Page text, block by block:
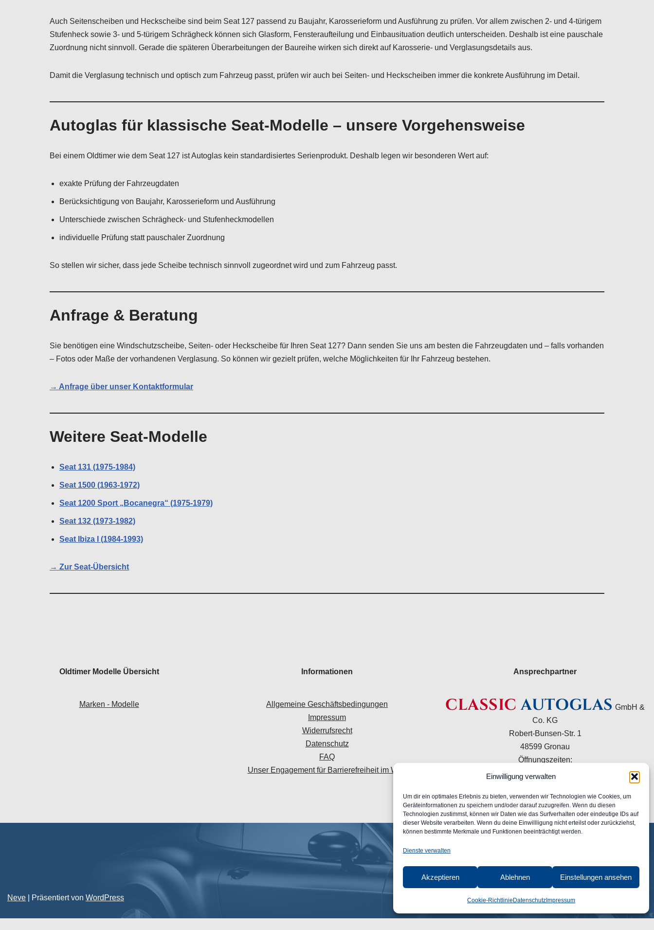
Einwilligung verwalten
Um dir ein optimales Erlebnis zu bieten, verwenden wir Technologien wie Cookies, um
Geräteinformationen zu speichern und/oder darauf zuzugreifen. Wenn du diesen
Technologien zustimmst, können wir Daten wie das Surfverhalten oder eindeutige IDs auf
dieser Website verarbeiten. Wenn du deine Einwillligung nicht erteilst oder zurückziehst,
können bestimmte Merkmale und Funktionen beeinträchtigt werden.
Dienste verwalten
Akzeptieren Ablehnen Einstellungen ansehen
Cookie-Richtlinie DatenschutzImpressum
Auch Seitenscheiben und Heckscheibe sind beim Seat 127 passend zu Baujahr, Karosserieform und Ausführung zu prüfen. Vor allem zwischen 2- und 4-türigem
Stufenheck sowie 3- und 5-türigem Schrägheck können sich Glasform, Fensteraufteilung und Einbausituation deutlich unterscheiden. Deshalb ist eine pauschale
Zuordnung nicht sinnvoll. Gerade die späteren Überarbeitungen der Baureihe wirken sich direkt auf Karosserie- und Verglasungsdetails aus.
Damit die Verglasung technisch und optisch zum Fahrzeug passt, prüfen wir auch bei Seiten- und Heckscheiben immer die konkrete Ausführung im Detail.
Autoglas für klassische Seat-Modelle – unsere Vorgehensweise
Bei einem Oldtimer wie dem Seat 127 ist Autoglas kein standardisiertes Serienprodukt. Deshalb legen wir besonderen Wert auf:
exakte Prüfung der Fahrzeugdaten
Berücksichtigung von Baujahr, Karosserieform und Ausführung
Unterschiede zwischen Schrägheck- und Stufenheckmodellen
individuelle Prüfung statt pauschaler Zuordnung
So stellen wir sicher, dass jede Scheibe technisch sinnvoll zugeordnet wird und zum Fahrzeug passt.
Anfrage & Beratung
Sie benötigen eine Windschutzscheibe, Seiten- oder Heckscheibe für Ihren Seat 127? Dann senden Sie uns am besten die Fahrzeugdaten und – falls vorhanden
– Fotos oder Maße der vorhandenen Verglasung. So können wir gezielt prüfen, welche Möglichkeiten für Ihr Fahrzeug bestehen.
→ Anfrage über unser Kontaktformular
Weitere Seat-Modelle
Seat 131 (1975-1984)
Seat 1500 (1963-1972)
Seat 1200 Sport „Bocanegra“ (1975-1979)
Seat 132 (1973-1982)
Seat Ibiza I (1984-1993)
→ Zur Seat-Übersicht
Oldtimer Modelle Übersicht
Marken - Modelle
Informationen
Allgemeine Geschäftsbedingungen
Impressum
Widerrufsrecht
Datenschutz
FAQ
Unser Engagement für Barrierefreiheit im Web
Ansprechpartner
CLASSIC AUTOGLAS GmbH &
Co. KG
Robert-Bunsen-Str. 1
48599 Gronau
Öffnungszeiten:
Mo–Do 09:00–16:00 Uhr
+49 2562 9949120
info@classic-autoglas.de
Neve | Präsentiert von WordPress